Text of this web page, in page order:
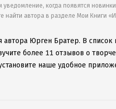
уведомление, когда появятся
найти автора в разделе Мои Книги
автора Юрген Братер. В список
более 11 отзывов о
наше удобное